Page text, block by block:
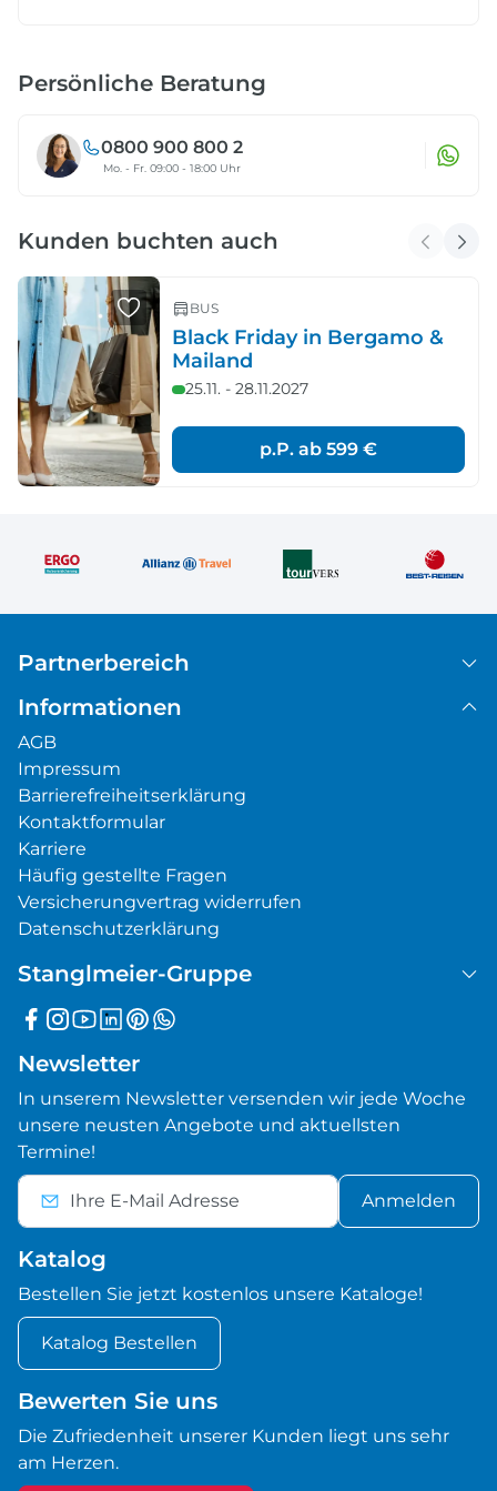
Persönliche Beratung
0800 900 800 2
Mo. - Fr. 09:00 - 18:00 Uhr
Kunden buchten auch
BUS
Black Friday in Bergamo &
Mailand
25.11. - 28.11.2027
p.P. ab 599 €
Partnerbereich
Informationen
AGB
Impressum
Barrierefreiheitserklärung
Kontaktformular
Karriere
Häufig gestellte Fragen
Versicherungvertrag widerrufen
Datenschutzerklärung
Stanglmeier-Gruppe
Newsletter
In unserem Newsletter versenden wir jede Woche
unsere neusten Angebote und aktuellsten
Termine!
Anmelden
Katalog
Bestellen Sie jetzt kostenlos unsere Kataloge!
Katalog Bestellen
Bewerten Sie uns
Die Zufriedenheit unserer Kunden liegt uns sehr
am Herzen.